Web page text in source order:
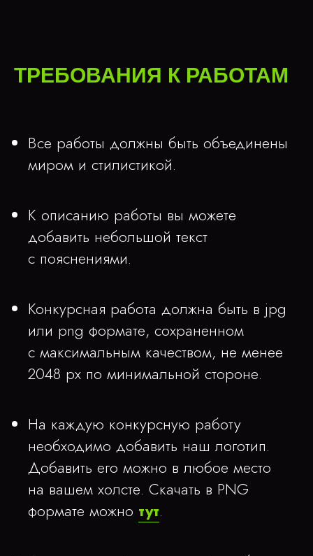
ТРЕБОВАНИЯ К РАБОТАМ
Все работы должны быть объединены
миром и стилистикой.
К описанию работы вы можете
добавить небольшой текст
с пояснениями.
Конкурсная работа должна быть в jpg
или png формате, сохраненном
с максимальным качеством, не менее
2048 px по минимальной стороне.
На каждую конкурсную работу
необходимо добавить наш логотип.
Добавить его можно в любое место
на вашем холсте. Скачать в PNG
формате можно тут.